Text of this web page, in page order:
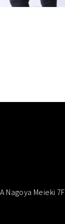
Nagoya Meieki 7F